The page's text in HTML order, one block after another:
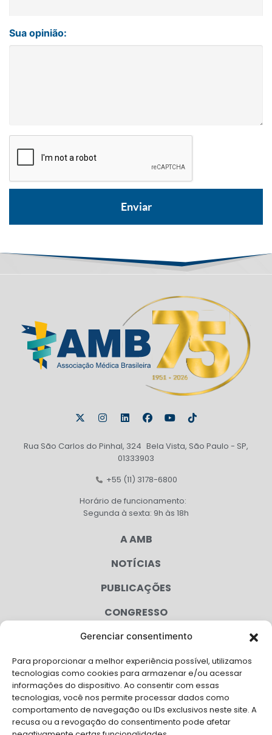
Gerenciar consentimento
Para proporcionar a melhor experiência possível, utilizamos
tecnologias como cookies para armazenar e/ou acessar
informações do dispositivo. Ao consentir com essas
tecnologias, você nos permite processar dados como
comportamento de navegação ou IDs exclusivos neste site. A
recusa ou a revogação do consentimento pode afetar
Sua opinião:
Rua São Carlos do Pinhal, 324 Bela Vista, São Paulo - SP,
01333903
+55 (11) 3178-6800
Horário de funcionamento:
Segunda à sexta: 9h às 18h
A AMB
NOTÍCIAS
PUBLICAÇÕES
CONGRESSO
AGENDA
CAMPANHAS
SERVIÇOS
FILIADAS